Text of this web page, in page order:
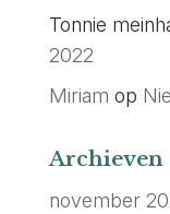
Tonnie
2022
Miriam op
Archieven
november